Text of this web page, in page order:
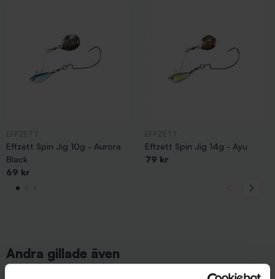
Effzett Spin Jig 10g - Aurora
Black
69 kr
Effzett Spin Jig 14g - Ayu
79 kr
Andra gillade även